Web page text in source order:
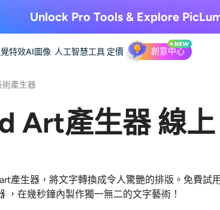
Unlock Pro Tools & Explore
特效AI圖像 人工智慧工具 定價 創意中心
術產生器
Art產生器 線上
產生器，將文字轉換成令人驚艷的排版。免費試
，在幾秒鐘內製作獨一無二的文字藝術！